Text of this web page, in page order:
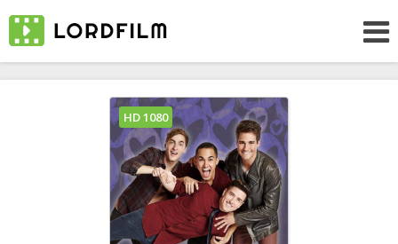
HD 1080